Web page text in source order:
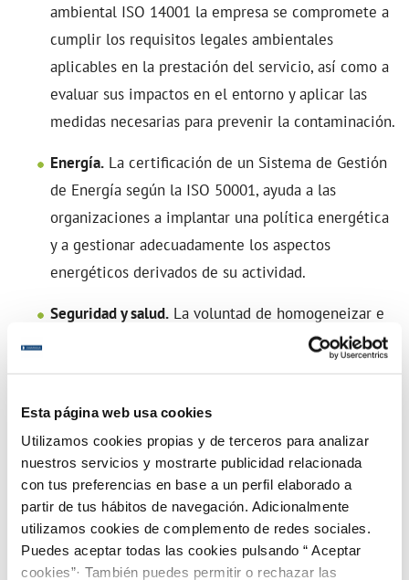
Esta página web usa cookies
Utilizamos cookies propias y de terceros para analizar
nuestros servicios y mostrarte publicidad relacionada
con tus preferencias en base a un perfil elaborado a
partir de tus hábitos de navegación. Adicionalmente
utilizamos cookies de complemento de redes sociales.
Puedes aceptar todas las cookies pulsando “ Aceptar
cookies”· También puedes permitir o rechazar las
ambiental ISO 14001 la empresa se compromete a
cumplir los requisitos legales ambientales
aplicables en la prestación del servicio, así como a
evaluar sus impactos en el entorno y aplicar las
medidas necesarias para prevenir la contaminación.
Energía. La certificación de un Sistema de Gestión
de Energía según la ISO 50001, ayuda a las
organizaciones a implantar una política energética
y a gestionar adecuadamente los aspectos
energéticos derivados de su actividad.
Seguridad y salud. La voluntad de homogeneizar e
impulsar la seguridad y salud en el trabajo se
Actualmente Canaragua y todas las empresas
mixtas cuentan con esta certificación, reconocida
internacionalmente, que asegura la correcta
implementación de un sistema de gestión de
prevención de riesgos laborales y es auditada
periódicamente por un equipo de auditores de